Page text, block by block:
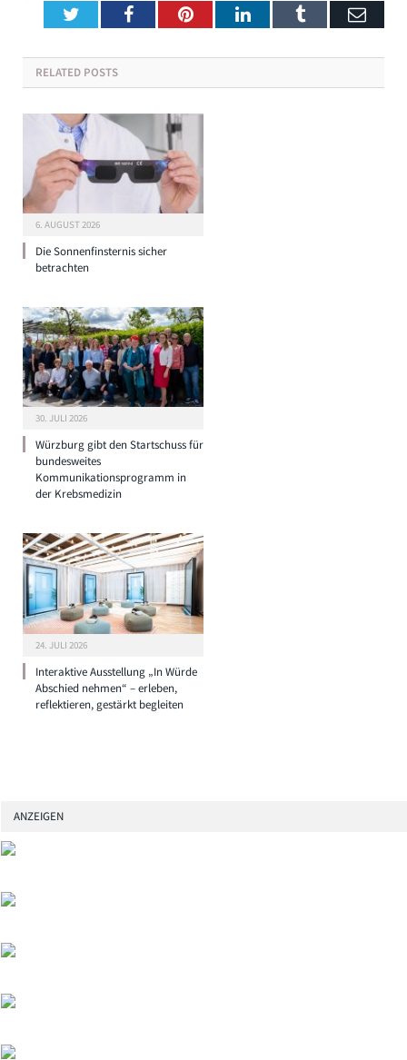
TwitterFacebookPinterestLinkedInTumblr
RELATED POSTS
6. AUGUST 2026
Die Sonnenfinsternis sicher
betrachten
30. JULI 2026
Würzburg gibt den Startschuss für
bundesweites
Kommunikationsprogramm in
der Krebsmedizin
24. JULI 2026
Interaktive Ausstellung „In Würde
Abschied nehmen“ – erleben,
reflektieren, gestärkt begleiten
ANZEIGEN